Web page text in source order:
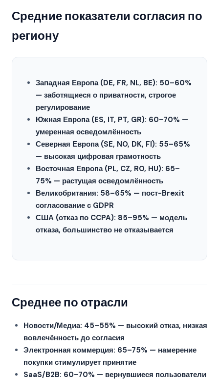
Средние показатели согласия по
региону
Западная Европа (DE, FR, NL, BE): 50–60%
— заботящиеся о приватности, строгое
регулирование
Южная Европа (ES, IT, PT, GR): 60–70% —
умеренная осведомлённость
Северная Европа (SE, NO, DK, FI): 55–65%
— высокая цифровая грамотность
Восточная Европа (PL, CZ, RO, HU): 65–
75% — растущая осведомлённость
Великобритания: 58–65% — пост-Brexit
согласование с GDPR
США (отказ по CCPA): 85–95% — модель
отказа, большинство не отказывается
Среднее по отрасли
Новости/Медиа: 45–55% — высокий отказ, низкая
вовлечённость до согласия
Электронная коммерция: 65–75% — намерение
покупки стимулирует принятие
SaaS/B2B: 60–70% — вернувшиеся пользователи